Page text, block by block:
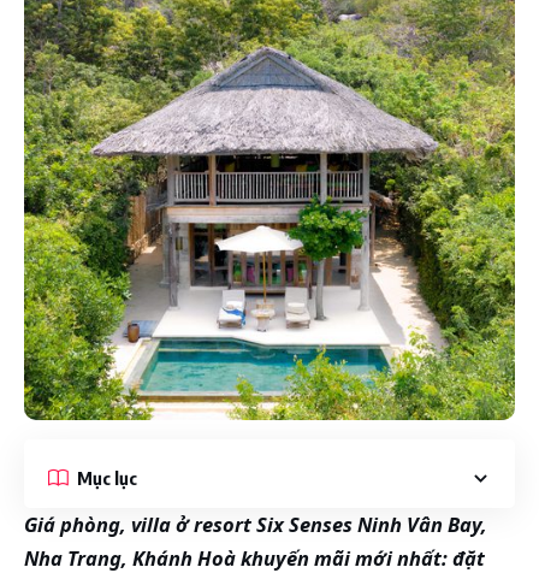
Mục lục
Giá phòng, villa ở resort Six Senses Ninh Vân Bay,
Nha Trang, Khánh Hoà khuyến mãi mới nhất: đặt